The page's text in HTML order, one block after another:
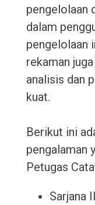
pengelolaan
dalam
pengelolaan
rekaman
analisis dan
kuat.
Berikut ini
pengalaman
Petugas
Sarjana